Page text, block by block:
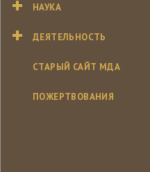
НАУКА
ДЕЯТЕЛЬНОСТЬ
СТАРЫЙ САЙТ МДА
ПОЖЕРТВОВАНИЯ